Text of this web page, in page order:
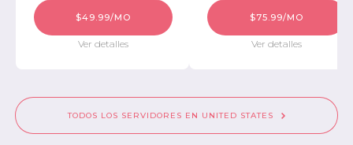
$49.99/MO
Ver detalles
$75.99/MO
Ver detalles
TODOS LOS SERVIDORES EN UNITED STATES